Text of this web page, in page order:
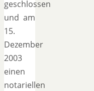
geschlossen
und am
15.
Dezember
2003
einen
notariellen